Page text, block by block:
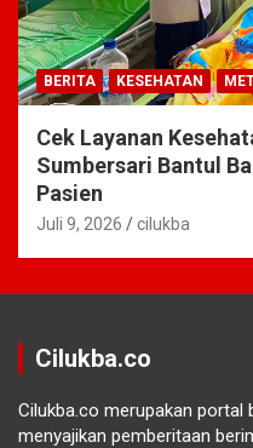
BERITA KESEHATAN
Cek Layanan
Sumbersari Bantul
Pasien
Juli 9, 2026 cilukba
Cilukba.co
Cilukba.co merupakan portal
menyajikan pemberitaan